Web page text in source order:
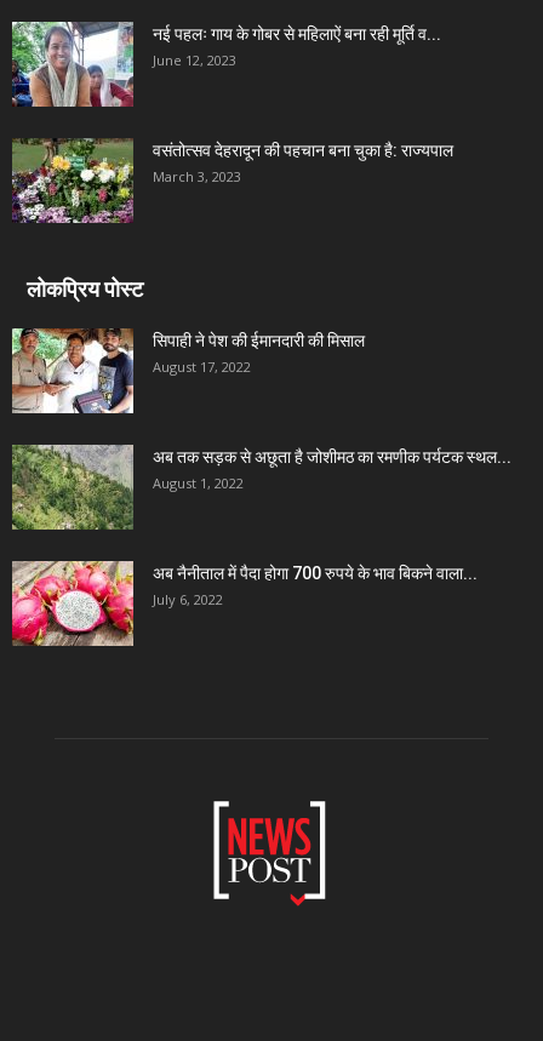
नई पहलः गाय के गोबर से महिलाऐं बना रही मूर्ति व...
June 12, 2023
वसंतोत्सव देहरादून की पहचान बना चुका है: राज्यपाल
March 3, 2023
लोकप्रिय पोस्ट
सिपाही ने पेश की ईमानदारी की मिसाल
August 17, 2022
अब तक सड़क से अछूता है जोशीमठ का रमणीक पर्यटक स्थल...
August 1, 2022
अब नैनीताल में पैदा होगा 700 रुपये के भाव बिकने वाला...
July 6, 2022